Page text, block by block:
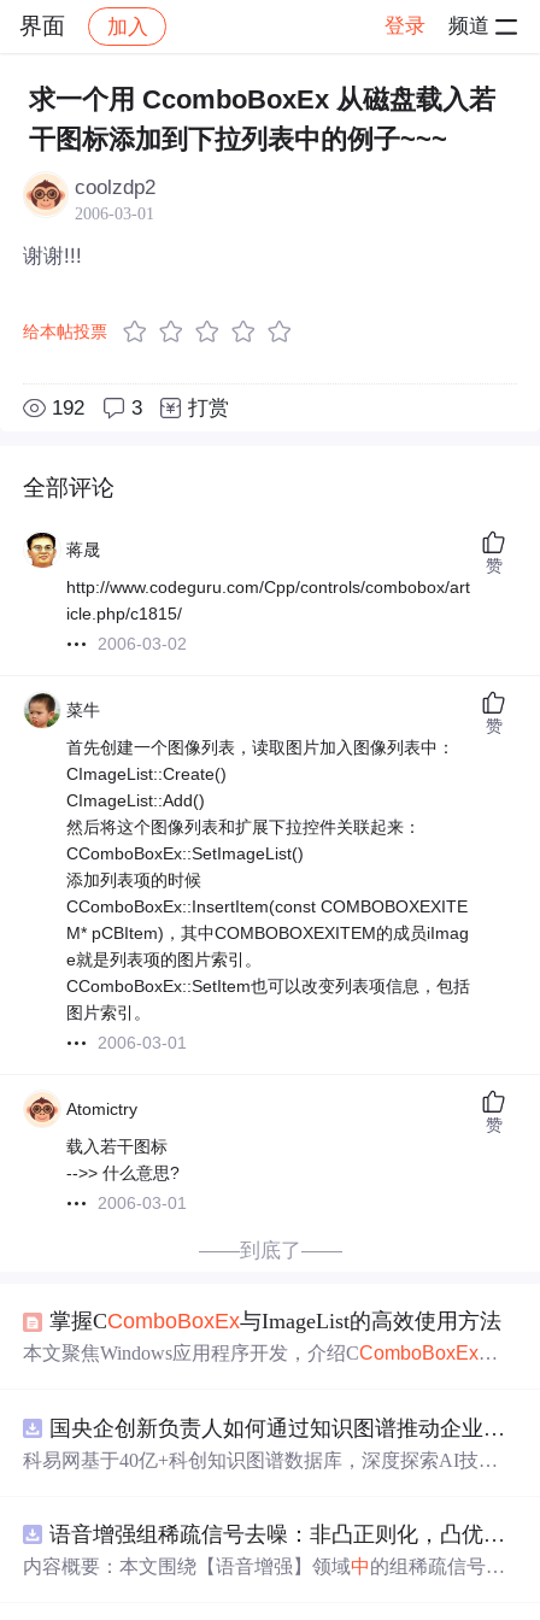
界面 加入 登录 频道
社区 界面 帖子详情
求一个用 CcomboBoxEx 从磁盘载入若
干图标添加到下拉列表中的例子~~~
coolzdp2
2006-03-01
谢谢!!!
给本帖投票
192 3 打赏
全部评论
蒋晟
http://www.codeguru.com/Cpp/controls/combobox/art
icle.php/c1815/
2006-03-02
赞
菜牛
首先创建一个图像列表，读取图片加入图像列表中：
CImageList::Create()
CImageList::Add()
然后将这个图像列表和扩展下拉控件关联起来：
CComboBoxEx::SetImageList()
添加列表项的时候
CComboBoxEx::InsertItem(const COMBOBOXEXITE
M* pCBItem)，其中COMBOBOXEXITEM的成员iImag
e就是列表项的图片索引。
CComboBoxEx::SetItem也可以改变列表项信息，包括
图片索引。
2006-03-01
赞
Atomictry
载入若干图标
-->> 什么意思?
2006-03-01
赞
——到底了——
掌握CComboBoxEx与ImageList的高效使用方法
本文聚焦Windows应用程序开发，介绍CComboBoxEx和I
使用、关键步骤，如创建、初始化、属性设置等，还涉及
动态绑定、图像更新及自定义绘制项的性能优化，附带示
国央企创新负责人如何通过知识图谱推动企业技术创新与外部资源高效对接？.docx
科易网基于40亿+科创知识图谱数据库，深度探索AI技术
新领域的AI+数智化解决方案，推动科技创新与产业创新
智能化发展。
语音增强组稀疏信号去噪：非凸正则化，凸优化研究（Matlab代码实现）
内容概要：本文围绕【语音增强】领域中的组稀疏信号去